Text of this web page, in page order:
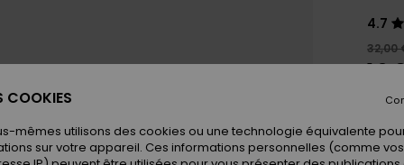
4.7
32,00
COOKIES
mêmes utilisons des cookies ou une technologie équivalente
sur votre appareil. Ces informations personnelles (comme